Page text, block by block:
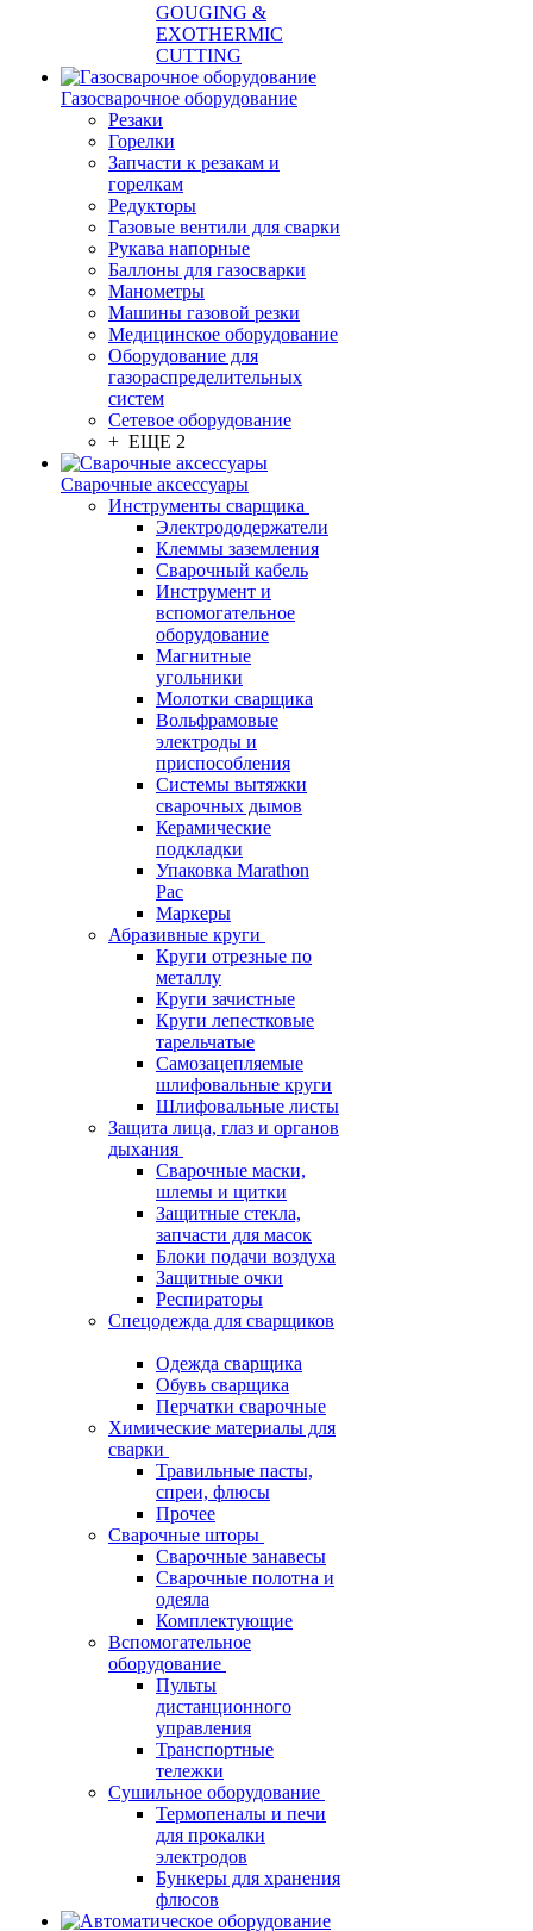
GOUGING &
EXOTHERMIC
CUTTING
Газосварочное оборудование
Резаки
Горелки
Запчасти к резакам и
горелкам
Редукторы
Газовые вентили для сварки
Рукава напорные
Баллоны для газосварки
Манометры
Машины газовой резки
Медицинское оборудование
Оборудование для
газораспределительных
систем
Сетевое оборудование
+ ЕЩЕ 2
Сварочные аксессуары
Инструменты сварщика
Электрододержатели
Клеммы заземления
Сварочный кабель
Инструмент и
вспомогательное
оборудование
Магнитные
угольники
Молотки сварщика
Вольфрамовые
электроды и
приспособления
Системы вытяжки
сварочных дымов
Керамические
подкладки
Упаковка Marathon
Pac
Маркеры
Абразивные круги
Круги отрезные по
металлу
Круги зачистные
Круги лепестковые
тарельчатые
Самозацепляемые
шлифовальные круги
Шлифовальные листы
Защита лица, глаз и органов
дыхания
Сварочные маски,
шлемы и щитки
Защитные стекла,
запчасти для масок
Блоки подачи воздуха
Защитные очки
Респираторы
Спецодежда для сварщиков
Одежда сварщика
Обувь сварщика
Перчатки сварочные
Химические материалы для
сварки
Травильные пасты,
спреи, флюсы
Прочее
Сварочные шторы
Сварочные занавесы
Сварочные полотна и
одеяла
Комплектующие
Вспомогательное
оборудование
Пульты
дистанционного
управления
Транспортные
тележки
Сушильное оборудование
Термопеналы и печи
для прокалки
электродов
Бункеры для хранения
флюсов